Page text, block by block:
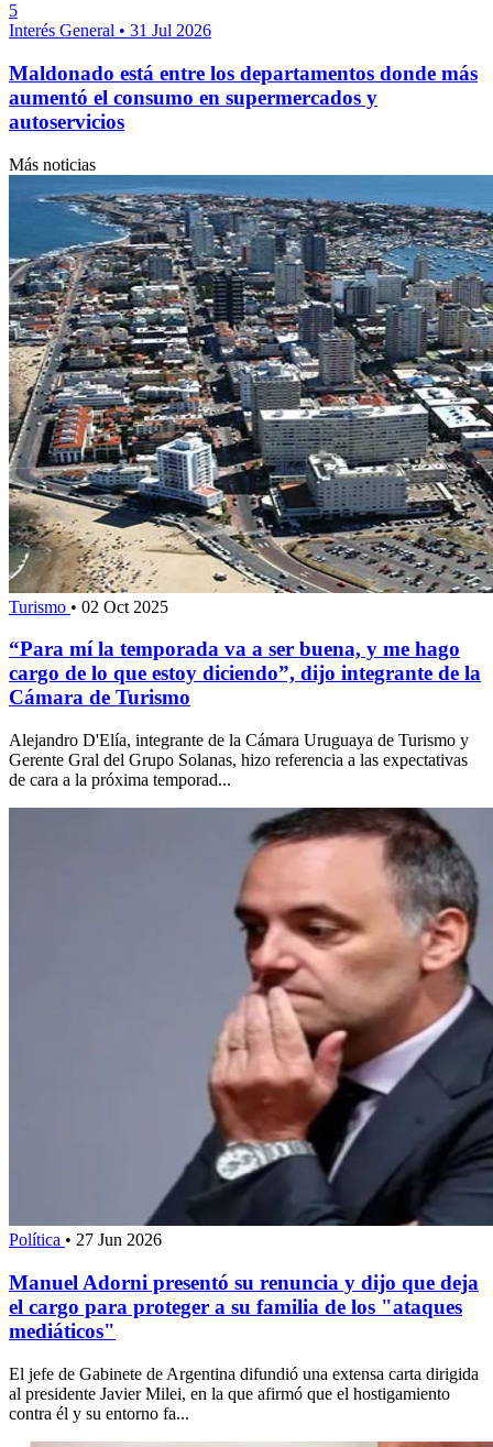
5
Interés General • 31 Jul 2026
Maldonado está entre los departamentos donde más
aumentó el consumo en supermercados y
autoservicios
Más noticias
Turismo • 02 Oct 2025
“Para mí la temporada va a ser buena, y me hago
cargo de lo que estoy diciendo”, dijo integrante de la
Cámara de Turismo
Alejandro D'Elía, integrante de la Cámara Uruguaya de Turismo y
Gerente Gral del Grupo Solanas, hizo referencia a las expectativas
de cara a la próxima temporad...
Política • 27 Jun 2026
Manuel Adorni presentó su renuncia y dijo que deja
el cargo para proteger a su familia de los "ataques
mediáticos"
El jefe de Gabinete de Argentina difundió una extensa carta dirigida
al presidente Javier Milei, en la que afirmó que el hostigamiento
contra él y su entorno fa...